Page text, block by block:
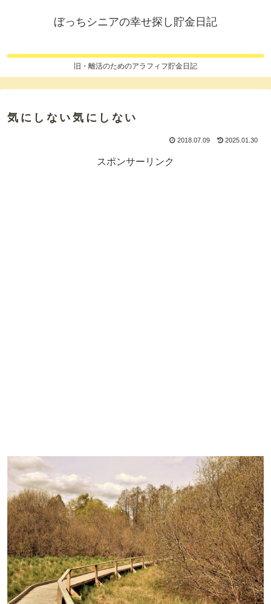
ぼっちシニアの幸せ探し貯金日記
旧・離活のためのアラフィフ貯金日記
気にしない気にしない
2018.07.09 2025.01.30
スポンサーリンク